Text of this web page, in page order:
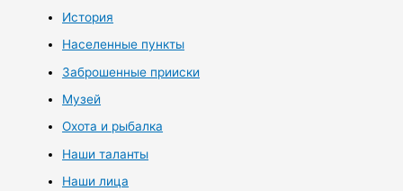
История
Населенные пункты
Заброшенные прииски
Музей
Охота и рыбалка
Наши таланты
Наши лица